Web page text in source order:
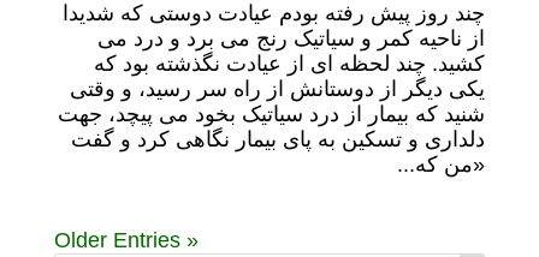
چند روز پیش رفته بودم عیادت دوستی که شدیدا
از ناحیه کمر و سیاتیک رنج می برد و درد می
کشید. چند لحظه ای از عیادت نگذشته بود که
یکی دیگر از دوستانش از راه سر رسید، و وقتی
شنید که بیمار از درد سیاتیک بخود می پیچد، جهت
دلداری و تسکین به پای بیمار نگاهی کرد و گفت
«من که...
« Older Entries